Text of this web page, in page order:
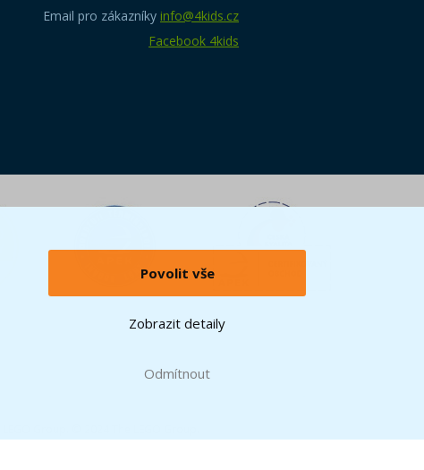
Povolit vše
Zobrazit detaily
Odmítnout
Email pro zákazníky info@4kids.cz
Facebook 4kids